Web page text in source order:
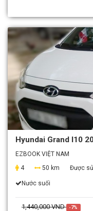
Hyundai Grand I10
EZBOOK VIỆT NAM
4
50 km Được
Nước suối
1,440,000 VND -7%